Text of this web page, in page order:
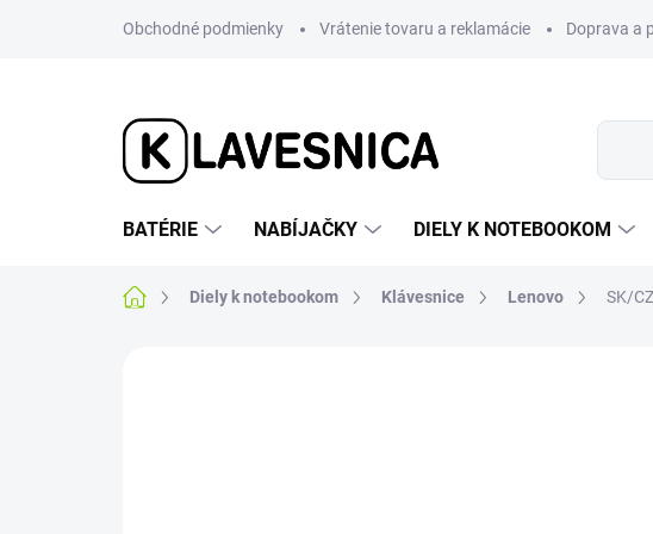
Obchodné podmienky Vrátenie tovaru a reklamácie Doprava a
BATÉRIE NABÍJAČKY DIELY K NOTEBOOKOM
DomovDiely k notebookom Klávesnice Lenovo SK/